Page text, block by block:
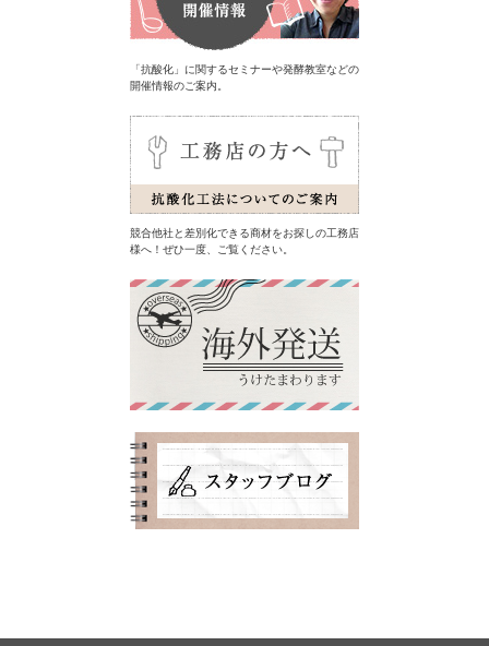
「抗酸化」に関するセミナーや発酵教室などの
開催情報のご案内。
競合他社と差別化できる商材をお探しの工務店
様へ！ぜひ一度、ご覧ください。